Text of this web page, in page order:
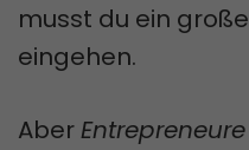
musst du ein
eingehen.
AberEntrepreneure